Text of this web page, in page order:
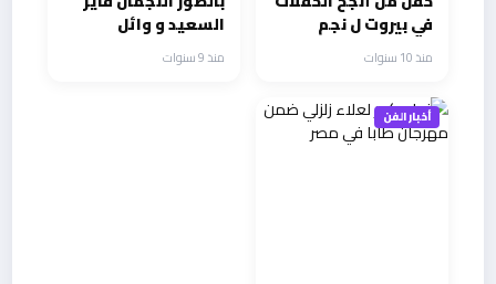
في بيروت ل نجم
شيوخ الطرب ابراهيم
فارس
منذ 10 سنوات
السعيد و وائل
كفوري يحصدان جوائز
ضيافة في دبي
منذ 9 سنوات
أخبار الفن